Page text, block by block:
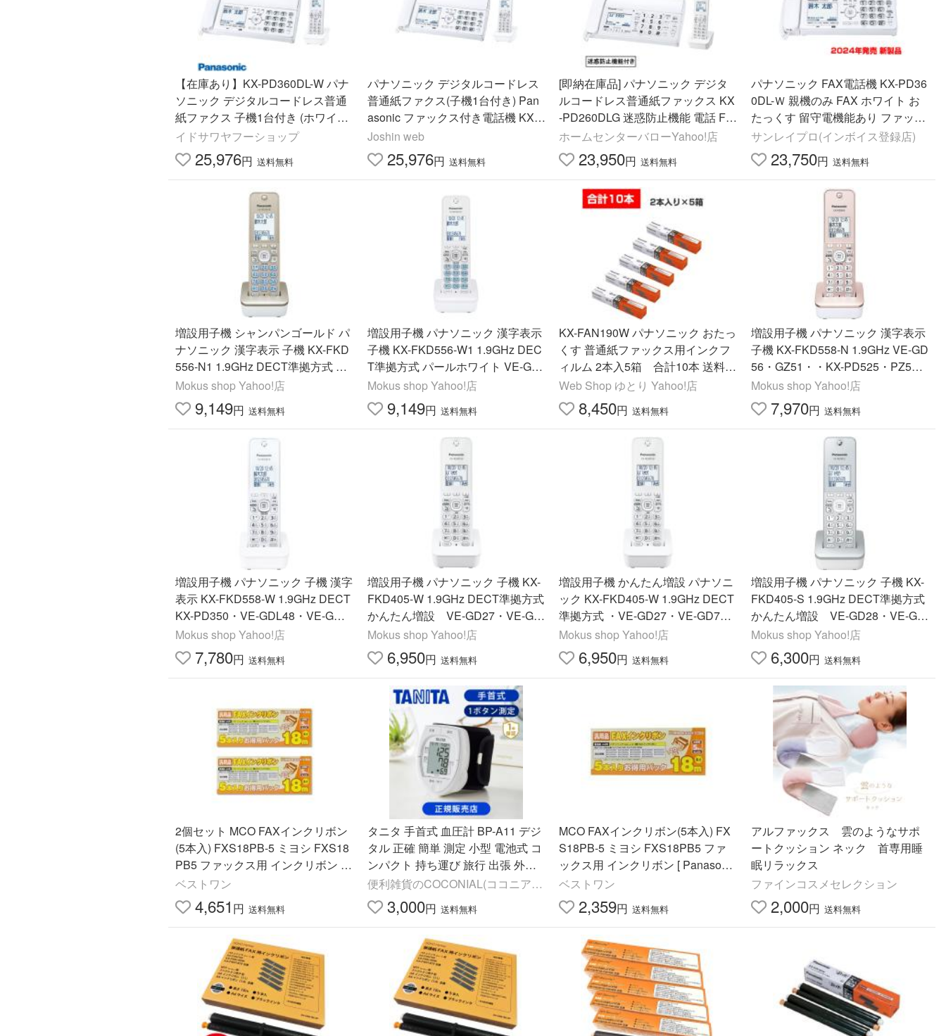
【在庫あり】KX-PD360DL-W パナ
ソニック デジタルコードレス普通
紙ファクス 子機1台付き (ホワイト)
迷惑電話防止機能 Panasonic 新品
イドサワヤフーショップ
25,976円 送料無料
パナソニック デジタルコードレス
普通紙ファクス(子機1台付き) Pan
asonic ファックス付き電話機 KX-P
D360DL-W 返品種別A
Joshin web
25,976円 送料無料
[即納在庫品] パナソニック デジタ
ルコードレス普通紙ファックス KX
-PD260DLG 迷惑防止機能 電話 FA
X Panasonic
ホームセンターバローYahoo!店
23,950円 送料無料
パナソニック FAX電話機 KX-PD36
0DL-Ｗ 親機のみ FAX ホワイト お
たっくす 留守電機能あり ファック
スのみ 迷惑電話ゲキタイ 未使用品
子機無し
サンレイプロ(インボイス登録店)
23,750円 送料無料
増設用子機 シャンパンゴールド パ
ナソニック 漢字表示 子機 KX-FKD
556-N1 1.9GHz DECT準拠方式 VE
-GD78・KX-PD725.KX-PZ720 ・K
X-PD750 等々対応多数！
Mokus shop Yahoo!店
9,149円 送料無料
増設用子機 パナソニック 漢字表示
子機 KX-FKD556-W1 1.9GHz DEC
T準拠方式 パールホワイト VE-GD
68・VE-GD78・VE-GZ72・KX-PD
625・KX-PZ620 等々対応多数！
Mokus shop Yahoo!店
9,149円 送料無料
KX-FAN190W パナソニック おたっ
くす 普通紙ファックス用インクフ
ィルム 2本入5箱 合計10本 送料無
料
Web Shop ゆとり Yahoo!店
8,450円 送料無料
増設用子機 パナソニック 漢字表示
子機 KX-FKD558-N 1.9GHz VE-GD
56・GZ51・・KX-PD525・PZ52
0・KX-PD550・KX-PD315・KX-P
D350等々対応多数！かんたん増設
Mokus shop Yahoo!店
7,970円 送料無料
増設用子機 パナソニック 子機 漢字
表示 KX-FKD558-W 1.9GHz DECT
KX-PD350・VE-GDL48・VE-GDS
15 ・VE-GZS10・KX-PD225・VE-
GD56・VE-GZ51 等々対応多
数！
Mokus shop Yahoo!店
7,780円 送料無料
増設用子機 パナソニック 子機 KX-
FKD405-W 1.9GHz DECT準拠方式
かんたん増設 VE-GD27・VE-GZ
21・VE-GD67・VE-GDL45・PD2
15・PD625 等々対応多数！
Mokus shop Yahoo!店
6,950円 送料無料
増設用子機 かんたん増設 パナソニ
ック KX-FKD405-W 1.9GHz DECT
準拠方式 ・VE-GD27・VE-GD7
8・・VE-GZ51・VE-GD56・PD35
0・PD550・PD750等々対応多
数！
Mokus shop Yahoo!店
6,950円 送料無料
増設用子機 パナソニック 子機 KX-
FKD405-S 1.9GHz DECT準拠方式
かんたん増設 VE-GD28・VE-GZ
21・VE-GD37・VE-GDL45・PD3
15・PD350 等々対応多数！
Mokus shop Yahoo!店
6,300円 送料無料
2個セット MCO FAXインクリボン
(5本入) FXS18PB-5 ミヨシ FXS18
PB5 ファックス用 インクリボン [
Panasonic パナソニック KXFAN19
0 / KXFAN190W 汎用品 ]
ベストワン
4,651 円 送料無料
タニタ 手首式 血圧計 BP-A11 デジ
タル 正確 簡単 測定 小型 電池式 コ
ンパクト 持ち運び 旅行 出張 外出
正規品 TANITA 見やすい表示 [送料
無料] BPA11WH|||
便利雑貨のCOCONIAL(ココニア
ル)3,000円 送料無料
MCO FAXインクリボン(5本入) FX
S18PB-5 ミヨシ FXS18PB5 ファ
ックス用 インクリボン [ Panasonic
パナソニック KXFAN190 / KXFAN
190W 汎用品 ]
ベストワン
2,359円 送料無料
アルファックス 雲のようなサポ
ートクッション ネック 首専用睡
眠リラックス
ファインコスメセレクション
2,000円 送料無料